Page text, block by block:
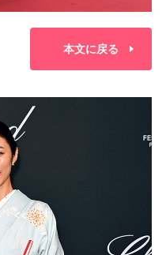
本文に戻る